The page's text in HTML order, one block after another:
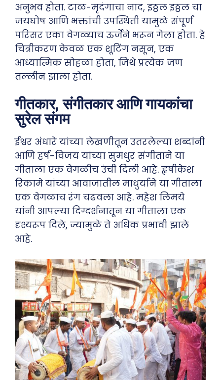
अनुभव होता. टाळ-मृदंगाचा नाद, इठ्ठल इठ्ठल चा
जयघोष आणि भक्तांची उपस्थिती यामुळे संपूर्ण
परिसर एका वेगळ्याच ऊर्जेने भरून गेला होता. हे
चित्रीकरण केवळ एक शूटिंग नसून, एक
आध्यात्मिक सोहळा होता, जिथे प्रत्येक जण
तल्लीन झाला होता.
गीतकार, संगीतकार आणि गायकांचा
सुरेल संगम
ईश्वर अंधारे यांच्या लेखणीतून उतरलेल्या शब्दांनी
आणि हर्ष-विजय यांच्या सुमधुर संगीताने या
गीताला एक वेगळीच उंची दिली आहे. हृषीकेश
रिकामे यांच्या आवाजातील माधुर्याने या गीताला
एक वेगळाच रंग चढवला आहे. महेश लिमये
यांनी आपल्या दिग्दर्शनातून या गीताला एक
दृश्यरूप दिले, ज्यामुळे ते अधिक प्रभावी झाले
आहे.